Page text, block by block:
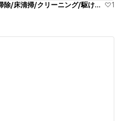
直方市/フローリング掃除/床清掃/クリーニング/駆けつけ！
1